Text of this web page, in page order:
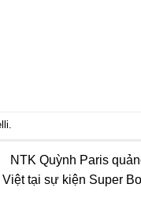
.
NTK Quỳnh Paris
Việt tại sự kiện Super